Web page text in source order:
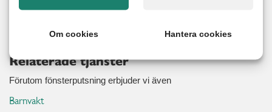
Läs mer
Relaterade tjänster
Förutom fönsterputsning erbjuder vi även
Barnvakt
Om cookies Hantera cookies